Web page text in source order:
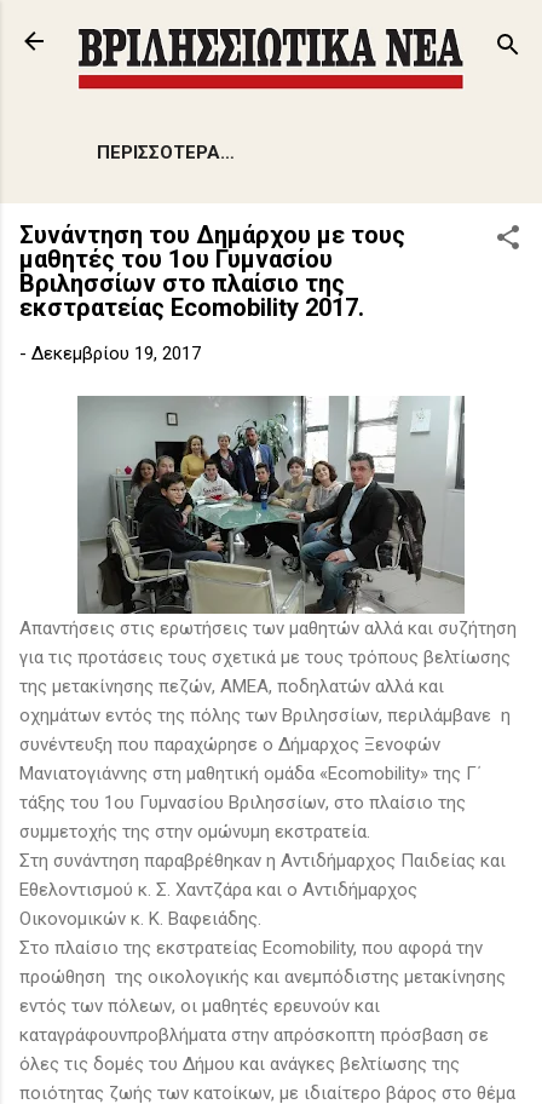
Μετάβαση στο κύριο περιεχόμενο
ΠΕΡΙΣΣΌΤΕΡΑ…
Συνάντηση του Δημάρχου με τους
μαθητές τoυ 1ου Γυμνασίου
Βριλησσίων στο πλαίσιο της
εκστρατείας Ecomobility 2017.
- Δεκεμβρίου 19, 2017
Απαντήσεις στις ερωτήσεις των μαθητών αλλά και συζήτηση
για τις προτάσεις τους σχετικά με τους τρόπους βελτίωσης
της μετακίνησης πεζών, ΑΜΕΑ, ποδηλατών αλλά και
οχημάτων εντός της πόλης των Βριλησσίων, περιλάμβανε η
συνέντευξη που παραχώρησε ο Δήμαρχος Ξενοφών
Μανιατογιάννης στη μαθητική ομάδα «Ecomobility» της Γ΄
τάξης του 1ου Γυμνασίου Βριλησσίων, στο πλαίσιο της
συμμετοχής της στην ομώνυμη εκστρατεία.
Στη συνάντηση παραβρέθηκαν η Αντιδήμαρχος Παιδείας και
Εθελοντισμού κ. Σ. Χαντζάρα και ο Αντιδήμαρχος
Οικονομικών κ. Κ. Βαφειάδης.
Στο πλαίσιο της εκστρατείας Ecomobility, που αφορά την
προώθηση της οικολογικής και ανεμπόδιστης μετακίνησης
εντός των πόλεων, οι μαθητές ερευνούν και
καταγράφουνπροβλήματα στην απρόσκοπτη πρόσβαση σε
όλες τις δομές του Δήμου και ανάγκες βελτίωσης της
ποιότητας ζωής των κατοίκων, με ιδιαίτερο βάρος στο θέμα